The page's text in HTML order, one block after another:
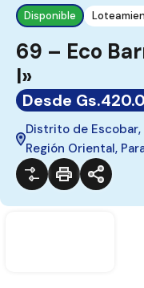
Disponible
69 – Eco
I»
Desde
Distrito de
Región Oriental,